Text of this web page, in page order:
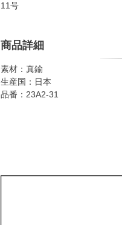
11号
商品詳細
素材：真鍮
生産国：日本
品番：23A2-31